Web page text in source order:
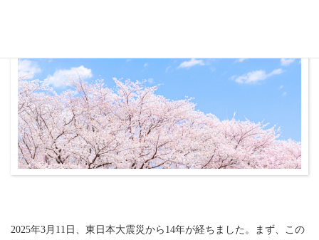
2025年3月11日、東日本大震災から14年が経ちました。まず、この